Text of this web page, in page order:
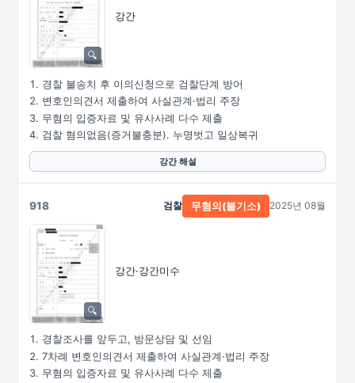
강간
경찰 불송치 후 이의신청으로 검찰단계 방어
변호인의견서 제출하여 사실관계·법리 주장
무혐의 입증자료 및 유사사례 다수 제출
검찰 혐의없음(증거불충분). 누명벗고 일상복귀
강간 해설
918
강간·강간미수
검찰 무혐의(불기소) 2025년 08월
경찰조사를 앞두고, 방문상담 및 선임
7차례 변호인의견서 제출하여 사실관계·법리 주장
무혐의 입증자료 및 유사사례 다수 제출